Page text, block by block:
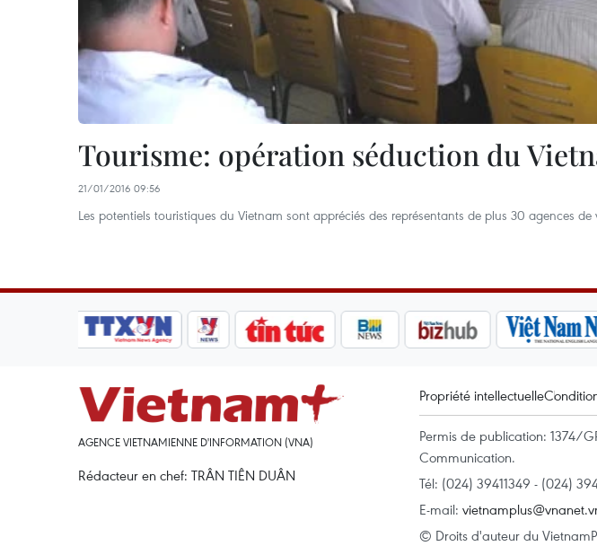
Tourisme: opération séduction du
21/01/2016 09:56
Les potentiels touristiques du Vietnam sont appréciés des représentants de plus 30 agences de
AGENCE VIETNAMIENNE D'INFORMATION (VNA)
Rédacteur en chef: TRÂN TIÊN DUÂN
Propriété intellectuelle
Permis de publication: 1374/
Communication.
Tél: (024) 39411349 - (024)
E-mail:
© Droits d'auteur du